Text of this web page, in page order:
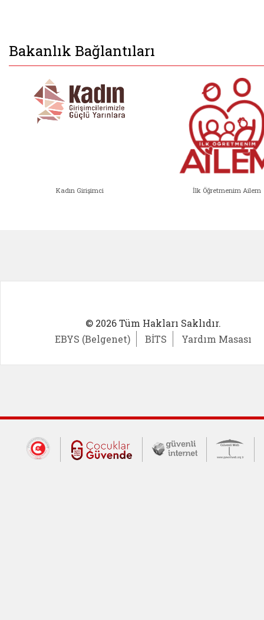
Bakanlık Bağlantıları
Kadın Girişimci İlk Öğretmenim Ailem
© 2026 Tüm Hakları Saklıdır.
EBYS (Belgenet)
BİTS Yardım Masası
Dış Bağlantılar
Cumhurbaşkanlığı İletişim Merkezi
Çocuklar Güvende (yeni
Güvenli